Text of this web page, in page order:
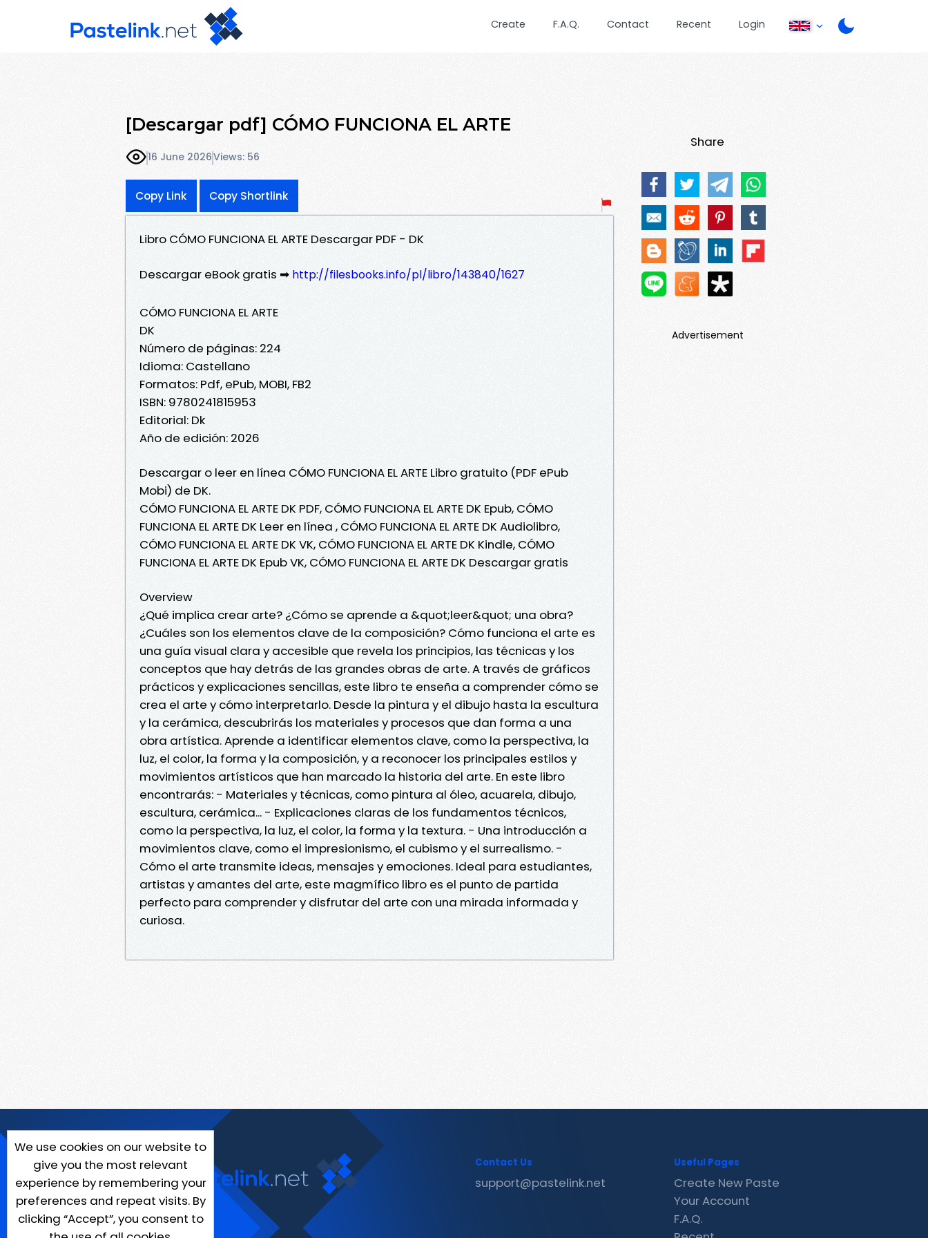
Create F.A.Q. Contact Recent Login
[Descargar pdf] CÓMO FUNCIONA EL ARTE
16 June 2026Views: 56
Copy Link Copy Shortlink
Libro CÓMO FUNCIONA EL ARTE Descargar PDF - DK
Descargar eBook gratis ➡ http://filesbooks.info/pl/libro/143840/1627
CÓMO FUNCIONA EL ARTE
DK
Número de páginas: 224
Idioma: Castellano
Formatos: Pdf, ePub, MOBI, FB2
ISBN: 9780241815953
Editorial: Dk
Año de edición: 2026
Descargar o leer en línea CÓMO FUNCIONA EL ARTE Libro gratuito (PDF ePub
Mobi) de DK.
CÓMO FUNCIONA EL ARTE DK PDF, CÓMO FUNCIONA EL ARTE DK Epub, CÓMO
FUNCIONA EL ARTE DK Leer en línea , CÓMO FUNCIONA EL ARTE DK Audiolibro,
CÓMO FUNCIONA EL ARTE DK VK, CÓMO FUNCIONA EL ARTE DK Kindle, CÓMO
FUNCIONA EL ARTE DK Epub VK, CÓMO FUNCIONA EL ARTE DK Descargar gratis
Overview
¿Qué implica crear arte? ¿Cómo se aprende a &quot;leer&quot; una obra?
¿Cuáles son los elementos clave de la composición? Cómo funciona el arte es
una guía visual clara y accesible que revela los principios, las técnicas y los
conceptos que hay detrás de las grandes obras de arte. A través de gráficos
prácticos y explicaciones sencillas, este libro te enseña a comprender cómo se
crea el arte y cómo interpretarlo. Desde la pintura y el dibujo hasta la escultura
y la cerámica, descubrirás los materiales y procesos que dan forma a una
obra artística. Aprende a identificar elementos clave, como la perspectiva, la
luz, el color, la forma y la composición, y a reconocer los principales estilos y
movimientos artísticos que han marcado la historia del arte. En este libro
encontrarás: - Materiales y técnicas, como pintura al óleo, acuarela, dibujo,
escultura, cerámica... - Explicaciones claras de los fundamentos técnicos,
como la perspectiva, la luz, el color, la forma y la textura. - Una introducción a
movimientos clave, como el impresionismo, el cubismo y el surrealismo. -
Cómo el arte transmite ideas, mensajes y emociones. Ideal para estudiantes,
artistas y amantes del arte, este magmífico libro es el punto de partida
perfecto para comprender y disfrutar del arte con una mirada informada y
curiosa.
Share
Advertisement
We use cookies on our website to
give you the most relevant
experience by remembering your
preferences and repeat visits. By
clicking “Accept”, you consent to
Contact Us
support@pastelink.net
Useful Pages
Create New Paste
Your Account
F.A.Q.